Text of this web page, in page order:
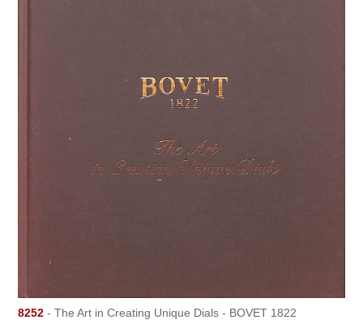
8252 - The Art in Creating Unique Dials - BOVET 1822